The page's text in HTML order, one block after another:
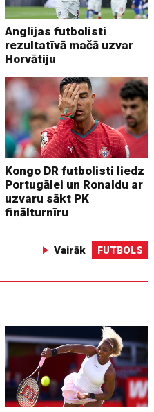
Anglijas futbolisti
rezultatīvā mačā uzvar
Horvātiju
Kongo DR futbolisti liedz
Portugālei un Ronaldu ar
uzvaru sākt PK
finālturnīru
Vairāk FUTBOLS